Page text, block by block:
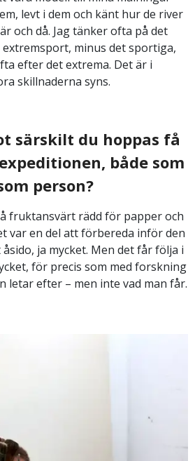
levt i dem och känt hur de river
och då. Jag tänker ofta på det
minus det sportiga,
efter det extrema. Det är i
skillnaderna syns.
särskilt du hoppas få
både som
person?
fruktansvärt rädd för papper och
var en del att förbereda inför den
ja mycket. Men det får följa i
för precis som med forskning
letar efter – men inte vad man får.